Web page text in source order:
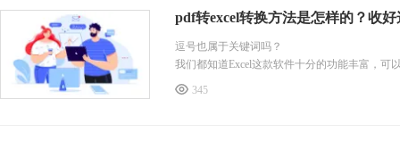
pdf转excel转换方法是怎样的？收
逗号也属于关键词吗？
我们都知道Excel这款软件十分的功能丰富，可
要把它转换为excel表格，那么pdf转excel转换
345